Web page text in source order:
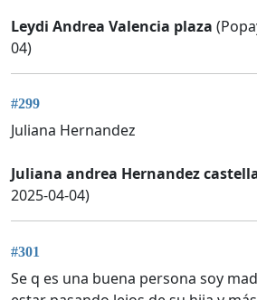
Leydi Andrea Valencia plaza
04)
#299
Juliana Hernandez
Juliana andrea Hernandez
2025-04-04)
#301
Se q es una buena persona soy